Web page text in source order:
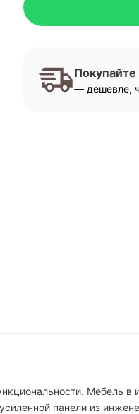
— дешевле,
Мебель
панели из